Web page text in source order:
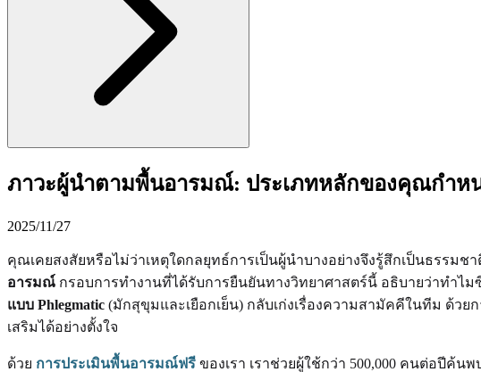
ภาวะผู้นำตามพื้นอารมณ์: ประเภทหลักของคุณกำห
2025/11/27
คุณเคยสงสัยหรือไม่ว่าเหตุใดกลยุทธ์การเป็นผู้นำบางอย่างจึงรู้สึกเป็นธรร
อารมณ์ กรอบการทำงานที่ได้รับการยืนยันทางวิทยาศาสตร์นี้ อธิบายว่าทำไม
แบบ Phlegmatic (มักสุขุมและเยือกเย็น) กลับเก่งเรื่องความสามัคคีในทีม ด้วย
เสริมได้อย่างตั้งใจ
ด้วย การประเมินพื้นอารมณ์ฟรี ของเรา เราช่วยผู้ใช้กว่า 500,000 คนต่อปีค้